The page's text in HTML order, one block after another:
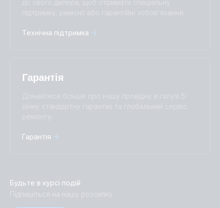
中國人
до свого дилера, щоб отримати спеціальну
підтримку, ремонт або гарантійні зобов'язання.
Технічна підтримка
Гарантія
Дізнайтеся більше про нашу провідну в галузі 5-
річну стандартну гарантію та глобальний сервіс
ремонту.
Гарантія
Будьте в курсі подій
Підпишіться на нашу розсилку